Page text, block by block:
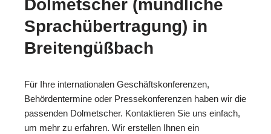
Dolmetscher (mündliche
Sprachübertragung) in
Breitengüßbach
Für Ihre internationalen Geschäftskonferenzen,
Behördentermine oder Pressekonferenzen haben wir die
passenden Dolmetscher. Kontaktieren Sie uns einfach,
um mehr zu erfahren. Wir erstellen Ihnen ein